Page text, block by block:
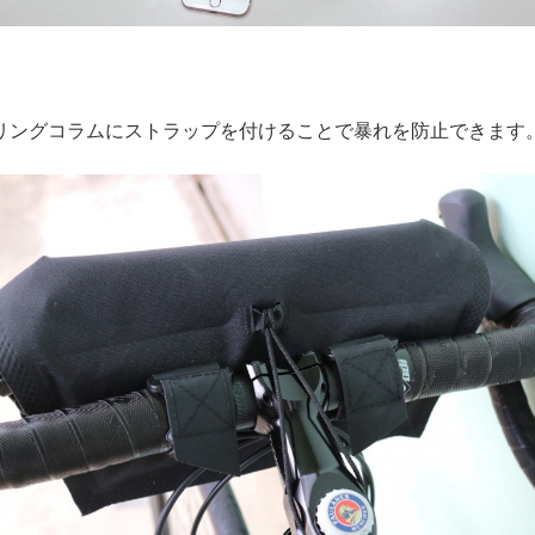
ングコラムにストラップを付けることで暴れを防止できます